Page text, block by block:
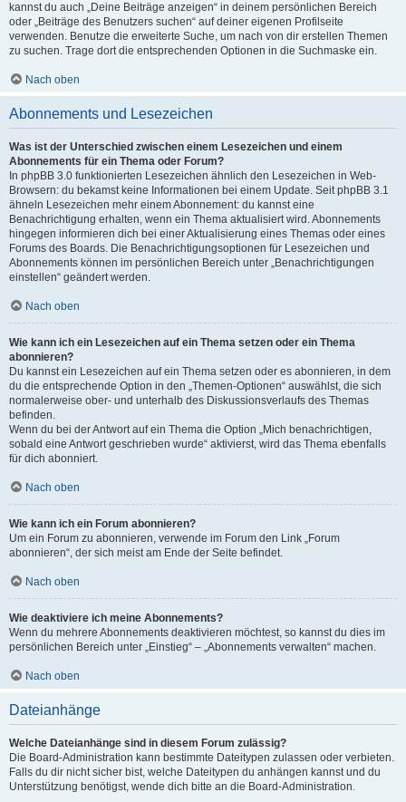
kannst du auch „Deine Beiträge anzeigen“ in deinem persönlichen Bereich
oder „Beiträge des Benutzers suchen“ auf deiner eigenen Profilseite
verwenden. Benutze die erweiterte Suche, um nach von dir erstellen Themen
zu suchen. Trage dort die entsprechenden Optionen in die Suchmaske ein.
Nach oben
Abonnements und Lesezeichen
Was ist der Unterschied zwischen einem Lesezeichen und einem
Abonnements für ein Thema oder Forum?
In phpBB 3.0 funktionierten Lesezeichen ähnlich den Lesezeichen in Web-
Browsern: du bekamst keine Informationen bei einem Update. Seit phpBB 3.1
ähneln Lesezeichen mehr einem Abonnement: du kannst eine
Benachrichtigung erhalten, wenn ein Thema aktualisiert wird. Abonnements
hingegen informieren dich bei einer Aktualisierung eines Themas oder eines
Forums des Boards. Die Benachrichtigungsoptionen für Lesezeichen und
Abonnements können im persönlichen Bereich unter „Benachrichtigungen
einstellen“ geändert werden.
Nach oben
Wie kann ich ein Lesezeichen auf ein Thema setzen oder ein Thema
abonnieren?
Du kannst ein Lesezeichen auf ein Thema setzen oder es abonnieren, in dem
du die entsprechende Option in den „Themen-Optionen“ auswählst, die sich
normalerweise ober- und unterhalb des Diskussionsverlaufs des Themas
befinden.
Wenn du bei der Antwort auf ein Thema die Option „Mich benachrichtigen,
sobald eine Antwort geschrieben wurde“ aktivierst, wird das Thema ebenfalls
für dich abonniert.
Nach oben
Wie kann ich ein Forum abonnieren?
Um ein Forum zu abonnieren, verwende im Forum den Link „Forum
abonnieren“, der sich meist am Ende der Seite befindet.
Nach oben
Wie deaktiviere ich meine Abonnements?
Wenn du mehrere Abonnements deaktivieren möchtest, so kannst du dies im
persönlichen Bereich unter „Einstieg“ – „Abonnements verwalten“ machen.
Nach oben
Dateianhänge
Welche Dateianhänge sind in diesem Forum zulässig?
Die Board-Administration kann bestimmte Dateitypen zulassen oder verbieten.
Falls du dir nicht sicher bist, welche Dateitypen du anhängen kannst und du
Unterstützung benötigst, wende dich bitte an die Board-Administration.